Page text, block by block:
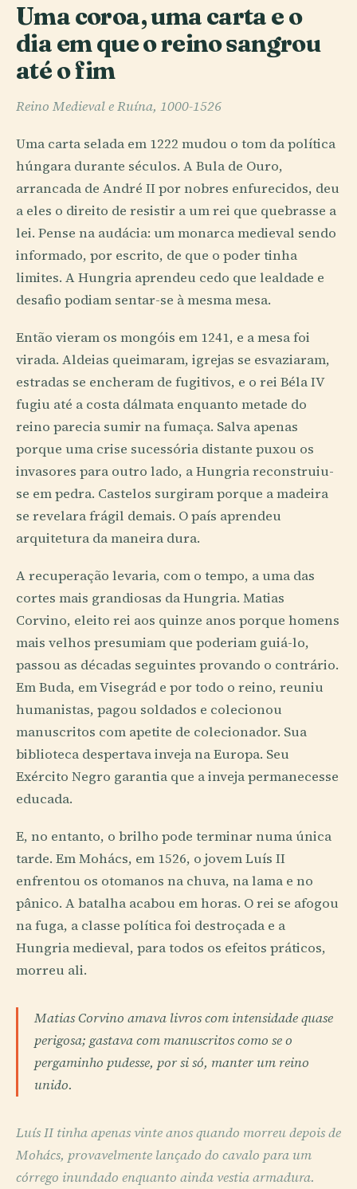
Uma coroa, uma carta e o
dia em que o reino sangrou
até o fim
Reino Medieval e Ruína, 1000-1526
Uma carta selada em 1222 mudou o tom da política
húngara durante séculos. A Bula de Ouro,
arrancada de André II por nobres enfurecidos, deu
a eles o direito de resistir a um rei que quebrasse a
lei. Pense na audácia: um monarca medieval sendo
informado, por escrito, de que o poder tinha
limites. A Hungria aprendeu cedo que lealdade e
desafio podiam sentar-se à mesma mesa.
Então vieram os mongóis em 1241, e a mesa foi
virada. Aldeias queimaram, igrejas se esvaziaram,
estradas se encheram de fugitivos, e o rei Béla IV
fugiu até a costa dálmata enquanto metade do
reino parecia sumir na fumaça. Salva apenas
porque uma crise sucessória distante puxou os
invasores para outro lado, a Hungria reconstruiu-
se em pedra. Castelos surgiram porque a madeira
se revelara frágil demais. O país aprendeu
arquitetura da maneira dura.
A recuperação levaria, com o tempo, a uma das
cortes mais grandiosas da Hungria. Matias
Corvino, eleito rei aos quinze anos porque homens
mais velhos presumiam que poderiam guiá-lo,
passou as décadas seguintes provando o contrário.
Em Buda, em Visegrád e por todo o reino, reuniu
humanistas, pagou soldados e colecionou
manuscritos com apetite de colecionador. Sua
biblioteca despertava inveja na Europa. Seu
Exército Negro garantia que a inveja permanecesse
educada.
E, no entanto, o brilho pode terminar numa única
tarde. Em Mohács, em 1526, o jovem Luís II
enfrentou os otomanos na chuva, na lama e no
pânico. A batalha acabou em horas. O rei se afogou
na fuga, a classe política foi destroçada e a
Hungria medieval, para todos os efeitos práticos,
morreu ali.
Matias Corvino amava livros com intensidade quase
perigosa; gastava com manuscritos como se o
pergaminho pudesse, por si só, manter um reino
unido.
Luís II tinha apenas vinte anos quando morreu depois de
Mohács, provavelmente lançado do cavalo para um
córrego inundado enquanto ainda vestia armadura.